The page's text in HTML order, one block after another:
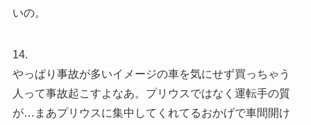
いの。
14.
やっぱり事故が多いイメージの車を気にせず買っちゃう
人って事故起こすよなあ。プリウスではなく運転手の質
が…まあプリウスに集中してくれてるおかげで車間開け